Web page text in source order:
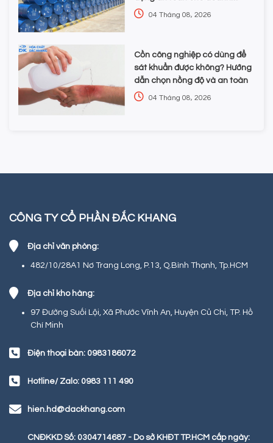
nghiệp
04 Tháng 08, 2026
Cồn công nghiệp có dùng để
sát khuẩn được không? Hướng
dẫn chọn nồng độ và an toàn
04 Tháng 08, 2026
CÔNG TY CỔ PHẦN ĐẮC KHANG
Địa chỉ văn phòng:
482/10/28A1 Nơ Trang Long, P.13, Q.Bình Thạnh, Tp.HCM
Địa chỉ kho hàng:
97 Đường Suối Lội, Xã Phước Vĩnh An, Huyện Củ Chi, TP. Hồ
Chí Minh
Điện thoại bàn: 0983186072
Hotline/ Zalo: 0983 111 490
hien.hd@dackhang.com
CNĐKKD Số: 0304714687 - Do sở KHĐT TP.HCM cấp ngày: